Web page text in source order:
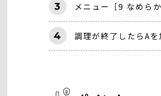
3 メニュー［9 なめら
4 調理が終了したらA